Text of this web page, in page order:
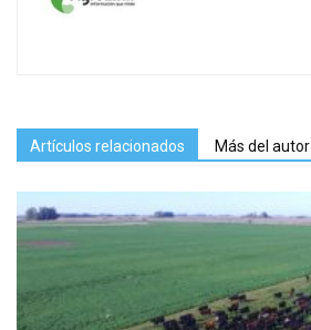
Artículos relacionados Más del autor